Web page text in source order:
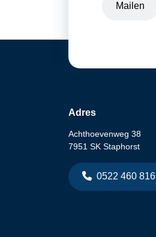
Mailen
Adres
Achthoevenweg 38
7951 SK Staphorst
0522 460 816